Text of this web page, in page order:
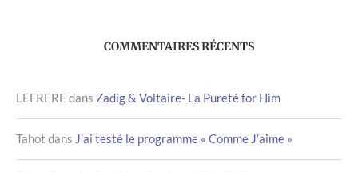
COMMENTAIRES RÉCENTS
LEFRERE dans Zadig & Voltaire- La Pureté for Him
Tahot dans J’ai testé le programme « Comme J’aime »